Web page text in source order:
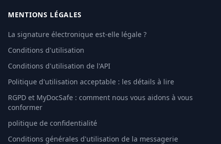
MENTIONS LÉGALES
La signature électronique est-elle légale ?
Conditions d'utilisation
Conditions d'utilisation de l'API
Politique d'utilisation acceptable : les détails à lire
RGPD et MyDocSafe : comment nous vous aidons à vous
conformer
politique de confidentialité
Conditions générales d'utilisation de la messagerie